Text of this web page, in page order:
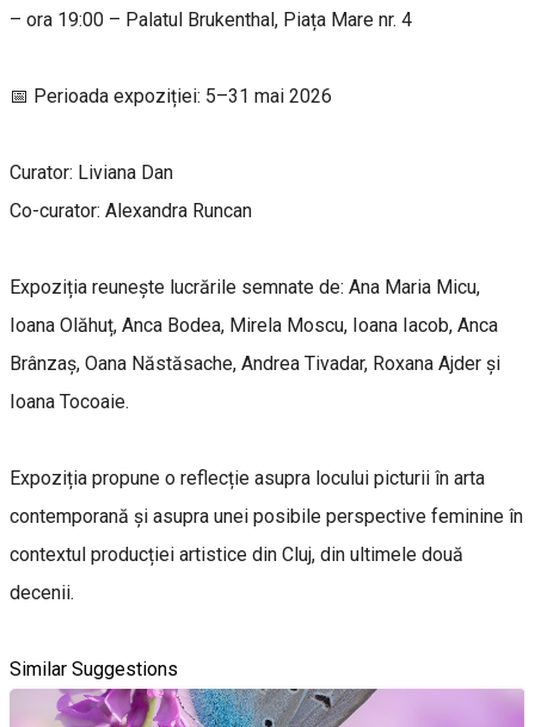
– ora 19:00 – Palatul Brukenthal, Piața Mare nr. 4
📅 Perioada expoziției: 5–31 mai 2026
Curator: Liviana Dan
Co-curator: Alexandra Runcan
Expoziția reunește lucrările semnate de: Ana Maria Micu,
Ioana Olăhuț, Anca Bodea, Mirela Moscu, Ioana Iacob, Anca
Brânzaș, Oana Năstăsache, Andrea Tivadar, Roxana Ajder și
Ioana Tocoaie.
Expoziția propune o reflecție asupra locului picturii în arta
contemporană și asupra unei posibile perspective feminine în
contextul producției artistice din Cluj, din ultimele două
decenii.
Similar Suggestions